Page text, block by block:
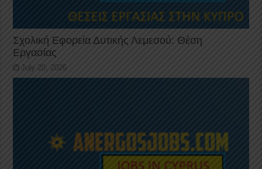
Σχολική Εφορεία Δυτικής Λεμεσού: Θέση
Εργασίας
July 20, 2026